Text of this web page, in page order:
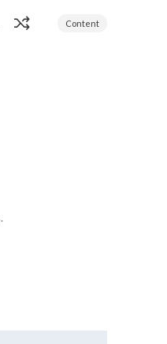
Content